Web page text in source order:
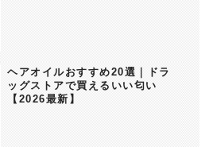
ヘアオイルおすすめ20選｜ドラ
ッグストアで買えるいい匂い
【2026最新】